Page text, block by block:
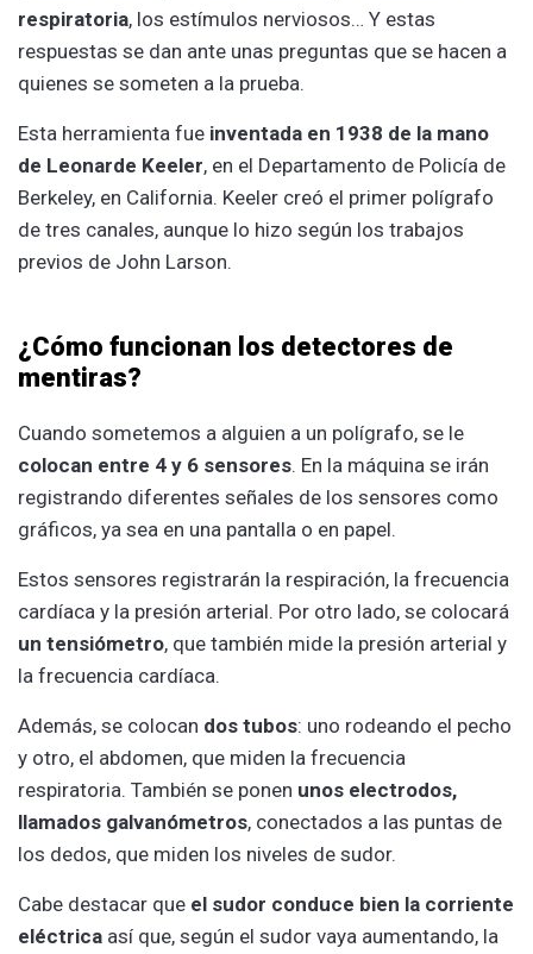
respiratoria, los estímulos nerviosos… Y estas
respuestas se dan ante unas preguntas que se hacen a
quienes se someten a la prueba.
Esta herramienta fue inventada en 1938 de la mano
de Leonarde Keeler, en el Departamento de Policía de
Berkeley, en California. Keeler creó el primer polígrafo
de tres canales, aunque lo hizo según los trabajos
previos de John Larson.
¿Cómo funcionan los detectores de
mentiras?
Cuando sometemos a alguien a un polígrafo, se le
colocan entre 4 y 6 sensores. En la máquina se irán
registrando diferentes señales de los sensores como
gráficos, ya sea en una pantalla o en papel.
Estos sensores registrarán la respiración, la frecuencia
cardíaca y la presión arterial. Por otro lado, se colocará
un tensiómetro, que también mide la presión arterial y
la frecuencia cardíaca.
Además, se colocan dos tubos: uno rodeando el pecho
y otro, el abdomen, que miden la frecuencia
respiratoria. También se ponen unos electrodos,
llamados galvanómetros, conectados a las puntas de
los dedos, que miden los niveles de sudor.
Cabe destacar que el sudor conduce bien la corriente
eléctrica así que, según el sudor vaya aumentando, la